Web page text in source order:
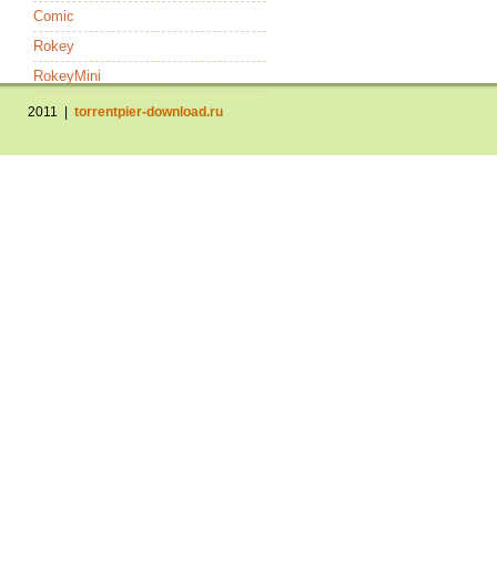
Comic
Rokey
RokeyMini
2011 | torrentpier-download.ru